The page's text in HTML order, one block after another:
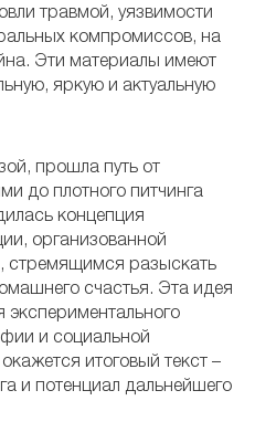
травмой, уязвимости
компромиссов, на
Эти материалы имеют
яркую и актуальную
прошла путь от
до плотного питчинга
концепция
организованной
стремящимся разыскать
счастья. Эта идея
экспериментального
и социальной
итоговый текст –
и потенциал дальнейшего